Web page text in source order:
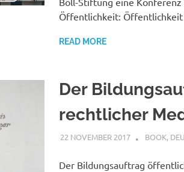
Öffentlichkeit:
READ MORE
Der
rechtlicher
22 NOVEMBER 2017 VGRASS
BOOK,
Der Bildungsauftrag